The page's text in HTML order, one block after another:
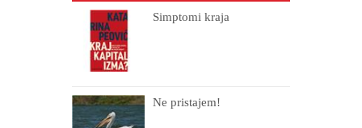
Simptomi kraja
Ne pristajem!